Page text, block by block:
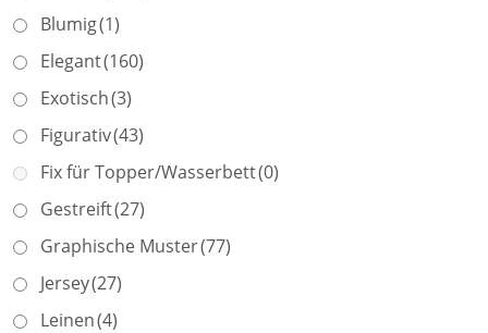
Blumig(1)
Elegant(160)
Exotisch(3)
Figurativ(43)
Fix für Topper/Wasserbett(0)
Gestreift(27)
Graphische Muster(77)
Jersey(27)
Leinen(4)